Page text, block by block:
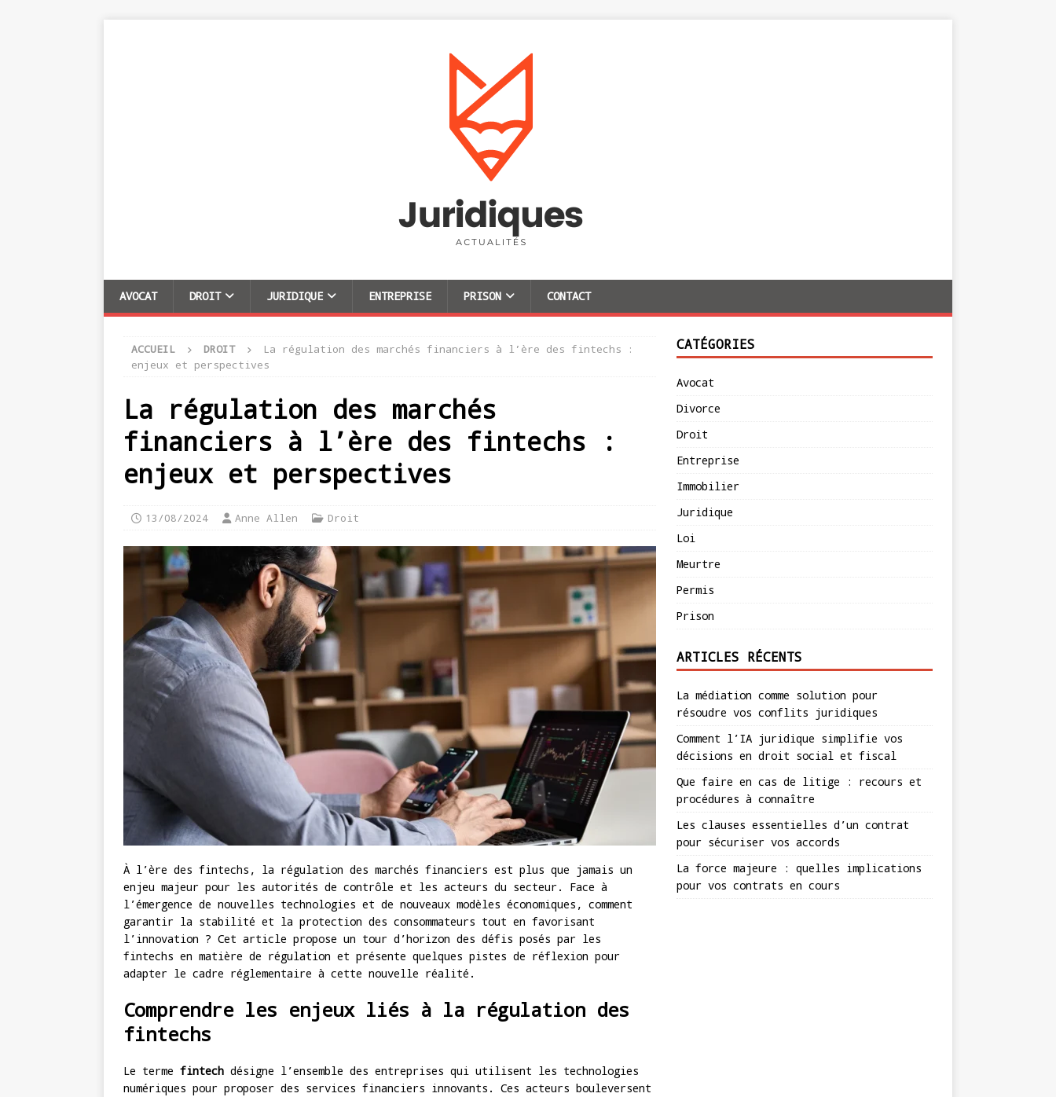
AVOCAT DROIT JURIDIQUE ENTREPRISE PRISON CONTACT
ACCUEIL DROIT
La régulation des marchés financiers à l’ère des fintechs :
enjeux et perspectives
La régulation des marchés
financiers à l’ère des fintechs :
enjeux et perspectives
13/08/2024 Anne Allen Droit
À l’ère des fintechs, la régulation des marchés financiers est plus que jamais un
enjeu majeur pour les autorités de contrôle et les acteurs du secteur. Face à
l’émergence de nouvelles technologies et de nouveaux modèles économiques, comment
garantir la stabilité et la protection des consommateurs tout en favorisant
l’innovation ? Cet article propose un tour d’horizon des défis posés par les
fintechs en matière de régulation et présente quelques pistes de réflexion pour
adapter le cadre réglementaire à cette nouvelle réalité.
Comprendre les enjeux liés à la régulation des
fintechs
Le terme fintech désigne l’ensemble des entreprises qui utilisent les technologies
numériques pour proposer des services financiers innovants. Ces acteurs bouleversent
CATÉGORIES
Avocat
Divorce
Droit
Entreprise
Immobilier
Juridique
Loi
Meurtre
Permis
Prison
ARTICLES RÉCENTS
La médiation comme solution pour
résoudre vos conflits juridiques
Comment l’IA juridique simplifie vos
décisions en droit social et fiscal
Que faire en cas de litige : recours et
procédures à connaître
Les clauses essentielles d’un contrat
pour sécuriser vos accords
La force majeure : quelles implications
pour vos contrats en cours